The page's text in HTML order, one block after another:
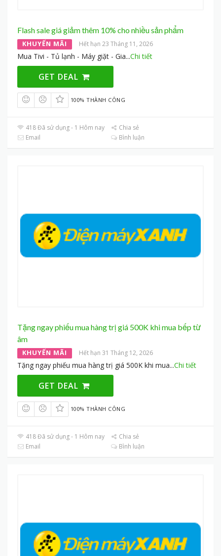
Flash sale giá giảm thêm 10% cho nhiều sản phẩm
KHUYẾN MÃI Hết hạn 23 Tháng 11, 2026
Mua Tivi - Tủ lạnh - Máy giặt - Gia...Chi tiết
GET DEAL
100% THÀNH CÔNG
418 Đã sử dụng - 1 Hôm nay
Chia sẻ
Email
Bình luận
Tặng ngay phiếu mua hàng trị giá 500K khi mua bếp từ
âm
KHUYẾN MÃI Hết hạn 31 Tháng 12, 2026
Tặng ngay phiếu mua hàng trị giá 500K khi mua...Chi tiết
GET DEAL
100% THÀNH CÔNG
418 Đã sử dụng - 1 Hôm nay
Chia sẻ
Email
Bình luận